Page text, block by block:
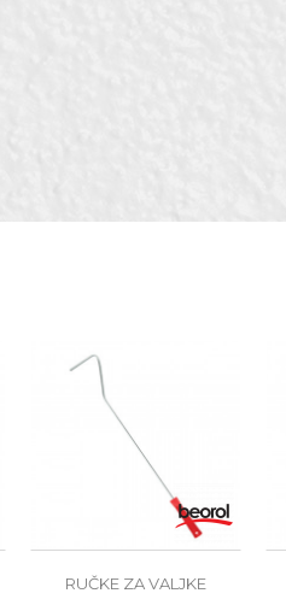
RUČKE ZA VALJKE